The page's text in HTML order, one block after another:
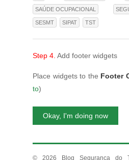
SAÚDE OCUPACIONAL
SESMT SIPAT TST
Step 4. Add footer widgets
Place widgets to the Footer
to)
Okay, I'm doing now
© 2026 Blog Segurança do